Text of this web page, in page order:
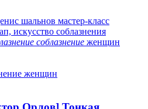
шальнов мастер-класс
искусство соблазнения
соблазнение женщин
женщин